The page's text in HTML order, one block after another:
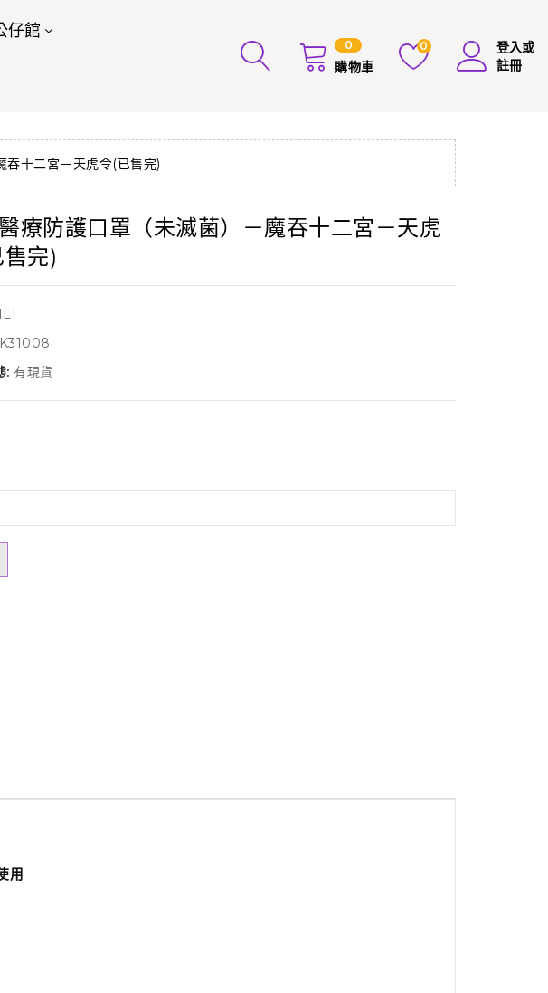
仔館
0
購物車
0
登入或
註冊
吞十二宮－天虎令(已售完)
療防護口罩（未滅菌）－魔吞十二宮－天虎
完)
: 有現貨
用